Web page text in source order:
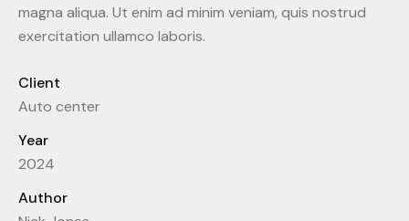
magna aliqua. Ut enim ad minim veniam, quis nostrud
exercitation ullamco laboris.
Client
Auto center
Year
2024
Author